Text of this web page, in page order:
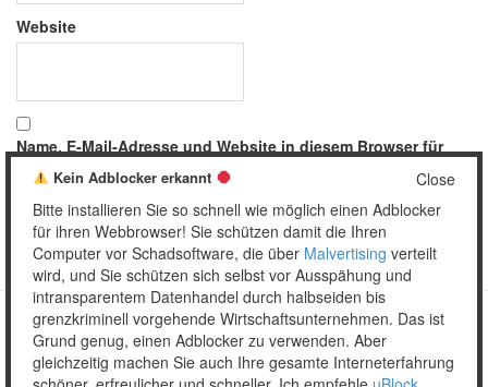
Website
Name, E-Mail-Adresse und Website in diesem Browser für
meinen nächsten Kommentar speichern.
Copyright © 2026 Unser täglich Spam.
MobileWordPress Theme by themehall.com
Close
Kein Adblocker erkannt
Bitte installieren Sie so schnell wie möglich einen Adblocker
für ihren Webbrowser! Sie schützen damit die Ihren
Computer vor Schadsoftware, die über Malvertising verteilt
wird, und Sie schützen sich selbst vor Ausspähung und
intransparentem Datenhandel durch halbseiden bis
grenzkriminell vorgehende Wirtschaftsunternehmen. Das ist
Grund genug, einen Adblocker zu verwenden. Aber
gleichzeitig machen Sie auch Ihre gesamte Interneterfahrung